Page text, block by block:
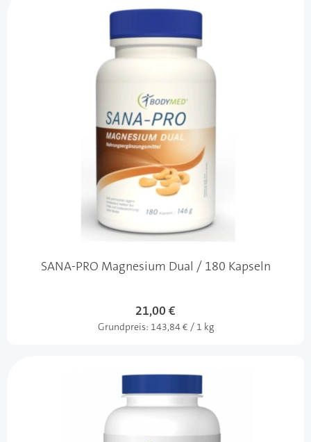
SANA-PRO Magnesium Dual / 180 Kapseln
21,00 €
Grundpreis: 143,84 € / 1 kg